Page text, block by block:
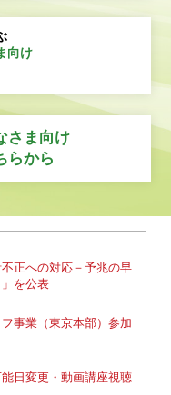
向け
さま向け
らから
不正への対応－予兆の早
を公表
事業（東京本部）参加
日変更・動画講座視聴